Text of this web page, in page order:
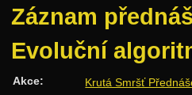
Záznam
Evoluční
Akce: Krutá Smršť
Základní algoritmy
Složitost